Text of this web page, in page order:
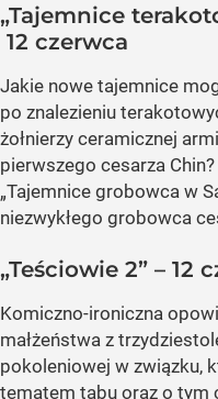
„Tajemnice
12 czerwca
Jakie nowe tajemnice
po znalezieniu
żołnierzy ceramicznej
pierwszego cesarza
„Tajemnice grobowca w
niezwykłego grobowca
„Teściowie 2” – 12
Komiczno-ironiczna
małżeństwa z
pokoleniowej w związku,
tematem tabu oraz o tym